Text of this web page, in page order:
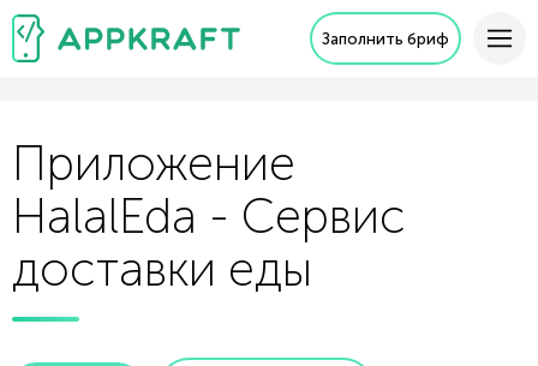
Заполнить бриф
Приложение
HalalEda - Сервис
доставки еды